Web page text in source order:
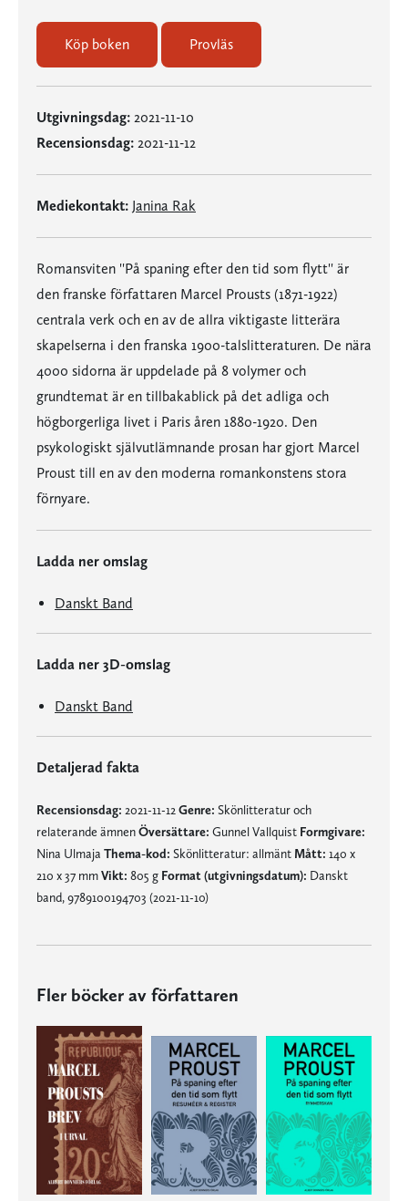
Köp boken Provläs
Utgivningsdag: 2021-11-10
Recensionsdag: 2021-11-12
Mediekontakt: Janina Rak
Romansviten ''På spaning efter den tid som flytt'' är
den franske författaren Marcel Prousts (1871-1922)
centrala verk och en av de allra viktigaste litterära
skapelserna i den franska 1900-talslitteraturen. De nära
4000 sidorna är uppdelade på 8 volymer och
grundtemat är en tillbakablick på det adliga och
högborgerliga livet i Paris åren 1880-1920. Den
psykologiskt självutlämnande prosan har gjort Marcel
Proust till en av den moderna romankonstens stora
förnyare.
Ladda ner omslag
Danskt Band
Ladda ner 3D-omslag
Danskt Band
Detaljerad fakta
Recensionsdag: 2021-11-12 Genre: Skönlitteratur och
relaterande ämnenÖversättare: Gunnel Vallquist Formgivare:
Nina Ulmaja Thema-kod: Skönlitteratur: allmänt Mått: 140 x
210 x 37 mmVikt: 805 g Format (utgivningsdatum): Danskt
band, 9789100194703 (2021-11-10)
Fler böcker av författaren